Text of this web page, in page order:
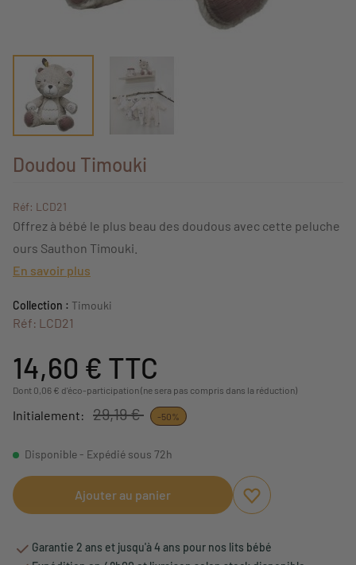
Doudou Timouki
Réf: LCD21
Offrez à bébé le plus beau des doudous avec cette peluche
ours Sauthon Timouki.
En savoir plus
Collection : Timouki
Réf: LCD21
14,60 € TTC
Dont 0,06 € d'éco-participation (ne sera pas compris dans la réduction)
Initialement: 29,19 € -50%
Disponible - Expédié sous 72h
Ajouter au panier
Ajouter aux favoris
Supprimer des
Garantie 2 ans et jusqu'à 4 ans pour nos lits bébé